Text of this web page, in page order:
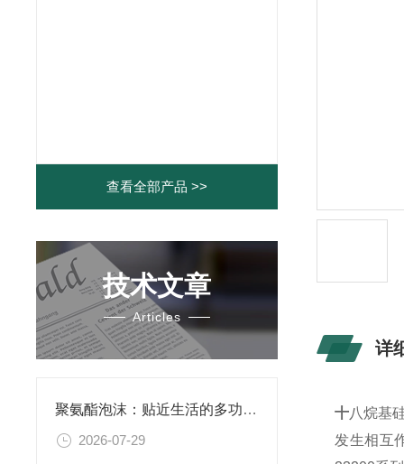
查看全部产品 >>
技术文章
Articles
聚氨酯泡沫：贴近生活的多功能柔性材料
2026-07-29
详
十八烷基
发生相互